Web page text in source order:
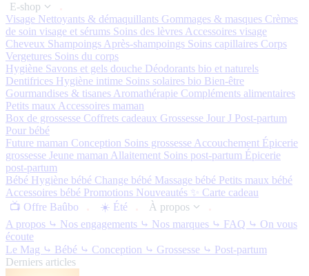
E-shop
Visage Nettoyants & démaquillants Gommages & masques Crèmes
de soin visage et sérums Soins des lèvres Accessoires visage
Cheveux Shampoings Après-shampoings Soins capillaires Corps
Vergetures Soins du corps
Hygiène Savons et gels douche Déodorants bio et naturels
Dentifrices Hygiène intime Soins solaires bio Bien-être
Gourmandises & tisanes Aromathérapie Compléments alimentaires
Petits maux Accessoires maman
Box de grossesse Coffrets cadeaux Grossesse Jour J Post-partum
Pour bébé
Future maman Conception Soins grossesse Accouchement Épicerie
grossesse Jeune maman Allaitement Soins post-partum Épicerie
post-partum
Bébé Hygiène bébé Change bébé Massage bébé Petits maux bébé
Accessoires bébé Promotions Nouveautés ✨ Carte cadeau
📺 Offre Baûbo
☀️ Été
À propos
A propos ⤷ Nos engagements ⤷ Nos marques ⤷ FAQ ⤷ On vous
écoute
Le Mag ⤷ Bébé ⤷ Conception ⤷ Grossesse ⤷ Post-partum
Derniers articles